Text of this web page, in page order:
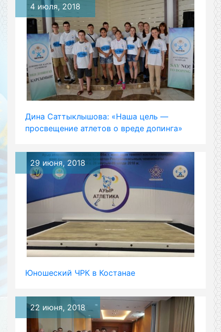
Дина Саттыклышова: «Наша цель —
просвещение атлетов о вреде допинга»
4 июля, 2018
Юношеский ЧРК в Костанае
29 июня, 2018
22 июня, 2018